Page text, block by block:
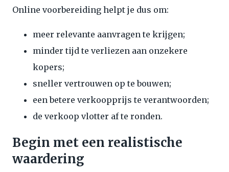
Online voorbereiding helpt je dus om:
meer relevante aanvragen te krijgen;
minder tijd te verliezen aan onzekere
kopers;
sneller vertrouwen op te bouwen;
een betere verkoopprijs te verantwoorden;
de verkoop vlotter af te ronden.
Begin met een realistische
waardering